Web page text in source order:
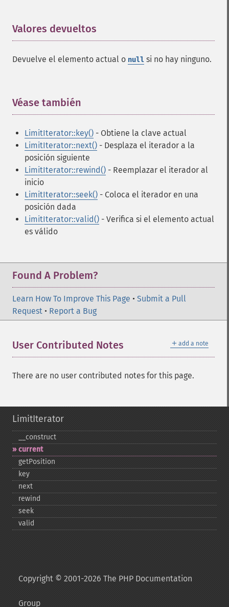
Valores devueltos
Devuelve el elemento actual o null si no hay ninguno.
Véase también
LimitIterator::key() - Obtiene la clave actual
LimitIterator::next() - Desplaza el iterador a la
posición siguiente
LimitIterator::rewind() - Reemplazar el iterador al
inicio
LimitIterator::seek() - Coloca el iterador en una
posición dada
LimitIterator::valid() - Verifica si el elemento actual
es válido
Found A Problem?
Learn How To Improve This Page • Submit a Pull
Request • Report a Bug
＋ add a note
User Contributed Notes
There are no user contributed notes for this page.
LimitIterator
_​_​construct
current
getPosition
key
next
rewind
seek
valid
Copyright © 2001-2026 The PHP Documentation
Group